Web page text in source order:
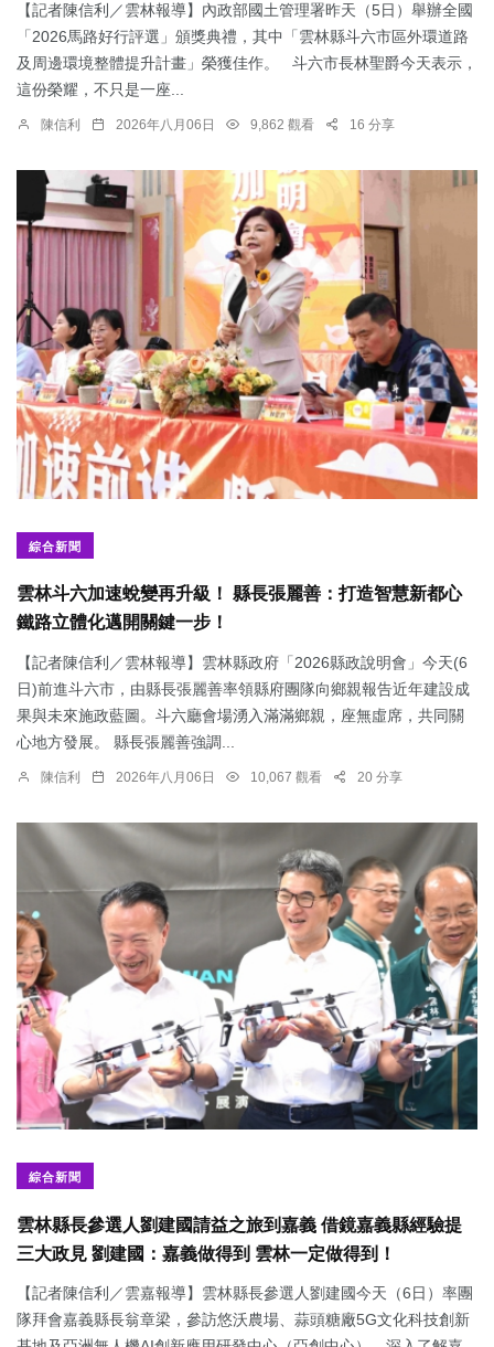
【記者陳信利／雲林報導】內政部國土管理署昨天（5日）舉辦全國
「2026馬路好行評選」頒獎典禮，其中「雲林縣斗六市區外環道路
及周邊環境整體提升計畫」榮獲佳作。 斗六市長林聖爵今天表示，
這份榮耀，不只是一座...
陳信利 2026年八月06日 9,862 觀看 16 分享
綜合新聞
雲林斗六加速蛻變再升級！ 縣長張麗善：打造智慧新都心
鐵路立體化邁開關鍵一步！
【記者陳信利／雲林報導】雲林縣政府「2026縣政說明會」今天(6
日)前進斗六市，由縣長張麗善率領縣府團隊向鄉親報告近年建設成
果與未來施政藍圖。斗六廳會場湧入滿滿鄉親，座無虛席，共同關
心地方發展。 縣長張麗善強調...
陳信利 2026年八月06日 10,067 觀看 20 分享
綜合新聞
雲林縣長參選人劉建國請益之旅到嘉義 借鏡嘉義縣經驗提
三大政見 劉建國：嘉義做得到 雲林一定做得到！
【記者陳信利／雲嘉報導】雲林縣長參選人劉建國今天（6日）率團
隊拜會嘉義縣長翁章梁，參訪悠沃農場、蒜頭糖廠5G文化科技創新